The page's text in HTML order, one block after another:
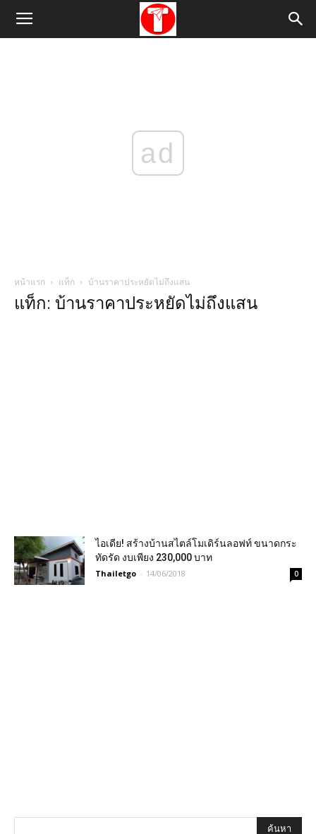
ad
หน้าแรก แท็ก บ้านราคาประหยัดไม่ถึงแสน
แท็ก: บ้านราคาประหยัดไม่ถึงแสน
ไอเดีย! สร้างบ้านสไตล์โมเดิร์นลอฟท์ ขนาดกระ
ทัดรัด งบเพียง 230,000 บาท
Thailetgo - 14/06/2018 0